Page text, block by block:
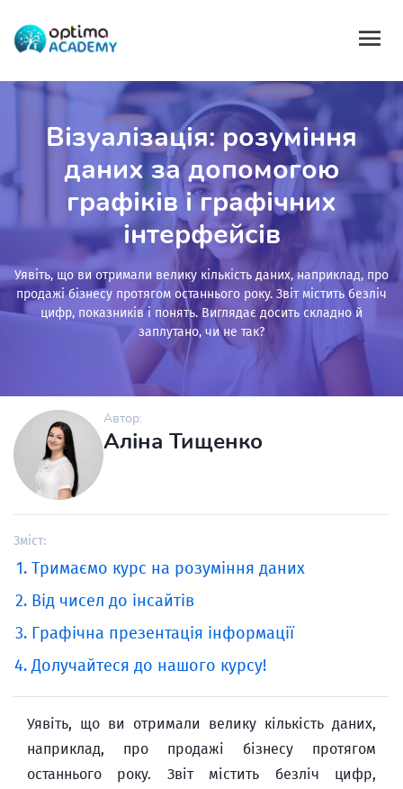
Візуалізація: розуміння
даних за допомогою
графіків і графічних
інтерфейсів
Уявіть, що ви отримали велику кількість даних, наприклад, про
продажі бізнесу протягом останнього року. Звіт містить безліч
цифр, показників і понять. Виглядає досить складно й
заплутано, чи не так?
Автор:
Аліна Тищенко
Зміст:
Тримаємо курс на розуміння даних
Від чисел до інсайтів
Графічна презентація інформації
Долучайтеся до нашого курсу!
Уявіть, що ви отримали велику кількість даних,
наприклад, про продажі бізнесу протягом
останнього року. Звіт містить безліч цифр,